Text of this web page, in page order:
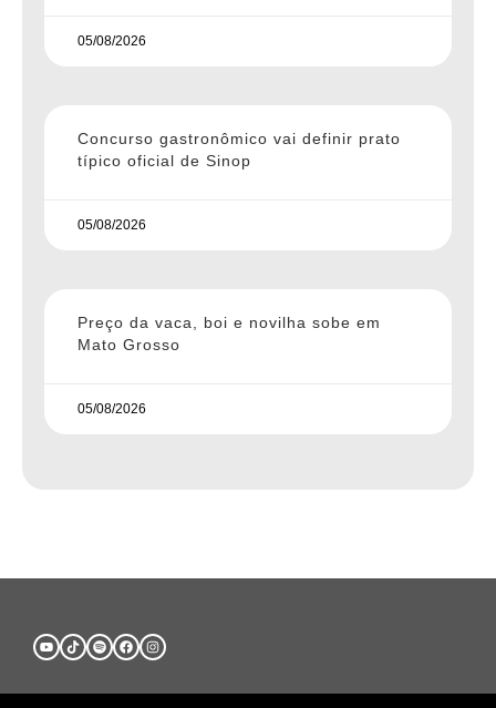
05/08/2026
Concurso gastronômico vai definir prato
típico oficial de Sinop
05/08/2026
Preço da vaca, boi e novilha sobe em
Mato Grosso
05/08/2026